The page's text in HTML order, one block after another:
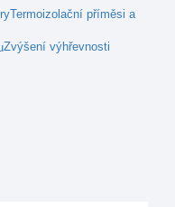
Termoizolační příměsi a
Zvýšení výhřevnosti